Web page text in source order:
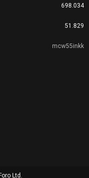
698.034
51.829
mcw55inkk
Ltd.